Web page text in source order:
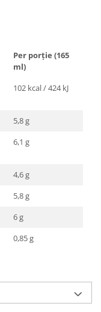
Per porție (165
ml)
102 kcal / 424 kJ
5,8 g
6,1 g
4,6 g
5,8 g
6 g
0,85 g